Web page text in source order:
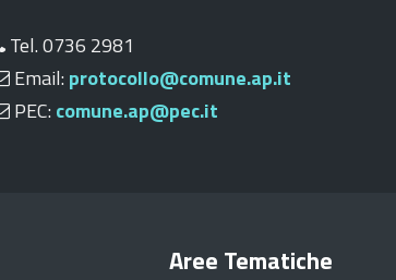
Tel. 0736 2981
Email: protocollo@comune.ap.it
PEC: comune.ap@pec.it
Aree Tematiche